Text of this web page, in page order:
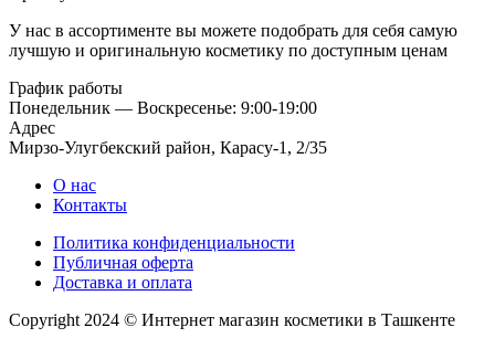
У нас в ассортименте вы можете подобрать для себя самую
лучшую и оригинальную косметику по доступным ценам
График работы
Понедельник — Воскресенье: 9:00-19:00
Адрес
Мирзо-Улугбекский район, Карасу-1, 2/35
О нас
Контакты
Политика конфиденциальности
Публичная оферта
Доставка и оплата
Copyright 2024 © Интернет магазин косметики в Ташкенте